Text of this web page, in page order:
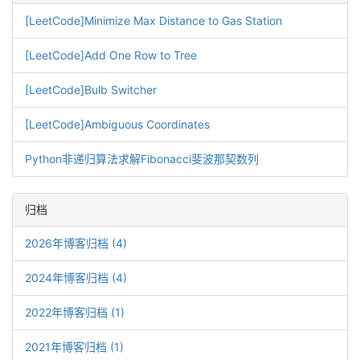
[LeetCode]Minimize Max Distance to Gas Station
[LeetCode]Add One Row to Tree
[LeetCode]Bulb Switcher
[LeetCode]Ambiguous Coordinates
Python非递归算法求解Fibonacci斐波那契数列
归档
2026年博客归档 (4)
2024年博客归档 (4)
2022年博客归档 (1)
2021年博客归档 (1)